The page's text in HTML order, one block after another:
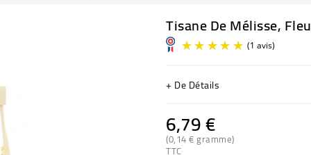
Tisane De Mélisse,
+ De Détails
6,79 €
(0,14 € gramme)
TTC